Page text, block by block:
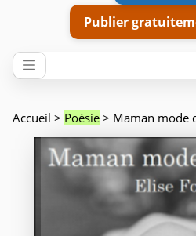
Publier
Accueil > Poésie > Maman mode